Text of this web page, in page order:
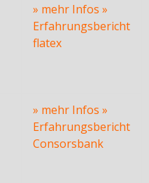
» mehr Infos »
Erfahrungsbericht
flatex
» mehr Infos »
Erfahrungsbericht
Consorsbank